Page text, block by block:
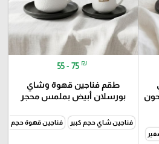
55 - 75 ₪
طقم فناجين قهوة وشاي
بورسلان أبيض بملمس محجر
فناجين شاي حجم كبير فناجين قهوة حجم